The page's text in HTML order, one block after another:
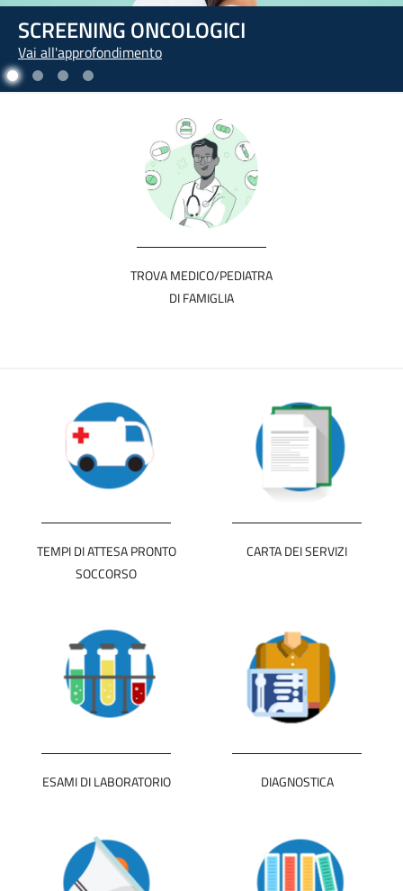
L'ARTE DI PRENDERSI CURA DI SÉ
Vai all'approfondimento
TROVA MEDICO/PEDIATRA
DI FAMIGLIA
TEMPI DI ATTESA PRONTO
SOCCORSO
CARTA DEI SERVIZI
ESAMI DI LABORATORIO DIAGNOSTICA